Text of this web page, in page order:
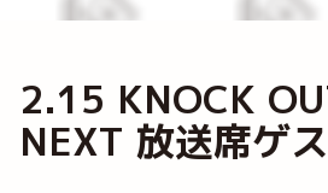
2.15 KNOCK
NEXT 放送席ゲ